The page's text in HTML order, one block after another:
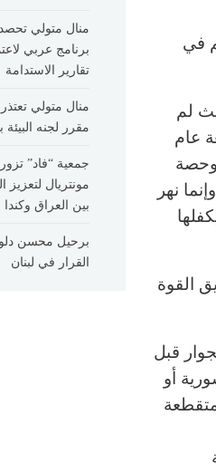
في
لم
عام
1987 بين سورية وتركيا، والتي تقضي بتزويد سورية والعراق بـ500 م3 في الثانية، على أن تكون حصة العراق %58 وحصة
نهر
القوة
قبل
أو
متقطعة
منال متولي
برنامج عربي
تقارير الاستدامة
منال متولي
مقرر لجنه البيئة
جمعية “فاد”
مونتريال لتعزيز
بين العراق وكندا
برحيل محسن
القرار في لبنان